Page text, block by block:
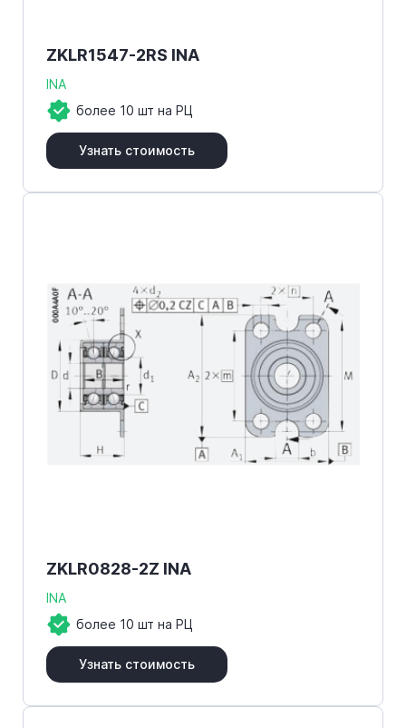
ZKLR1547-2RS INA
INA
более 10 шт на РЦ
Узнать стоимость
ZKLR0828-2Z INA
INA
более 10 шт на РЦ
Узнать стоимость